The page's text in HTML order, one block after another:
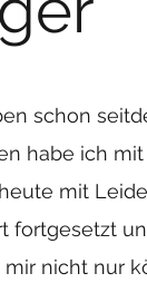
schon
habe ich
mit
fortgesetzt
nicht nur